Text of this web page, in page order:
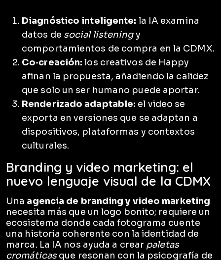
Diagnóstico inteligente: la IA examina
datos de social listeningy
comportamientos de compra en la CDMX.
Co‑creación: los creativos de Happy
afinan la propuesta, añadiendo la calidez
que solo un ser humano puede aportar.
Renderizado adaptable: el video se
exporta en versiones que se adaptan a
dispositivos, plataformas y contextos
culturales.
Branding y video marketing: el
nuevo lenguaje visual de la CDMX
Una agencia de branding y video marketing
necesita más que un logo bonito; requiere un
ecosistema donde cada fotograma cuente
una historia coherente con la identidad de
marca. La IA nos ayuda a crear paletas
cromáticasque resonan con la psicografía de